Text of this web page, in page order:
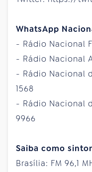
WhatsApp
- Rádio Nacional
- Rádio Nacional
- Rádio Nacional
1568
- Rádio Nacional
9966
Saiba como
Brasília: FM 96,1